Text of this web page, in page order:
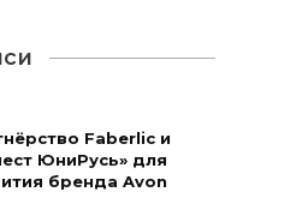
Faberlic и
ЮниРусь» для
бренда Avon